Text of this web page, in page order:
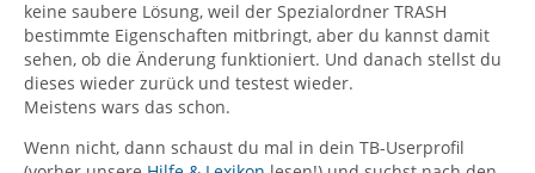
keine saubere Lösung, weil der Spezialordner TRASH
bestimmte Eigenschaften mitbringt, aber du kannst damit
sehen, ob die Änderung funktioniert. Und danach stellst du
dieses wieder zurück und testest wieder.
Meistens wars das schon.
Wenn nicht, dann schaust du mal in dein TB-Userprofil